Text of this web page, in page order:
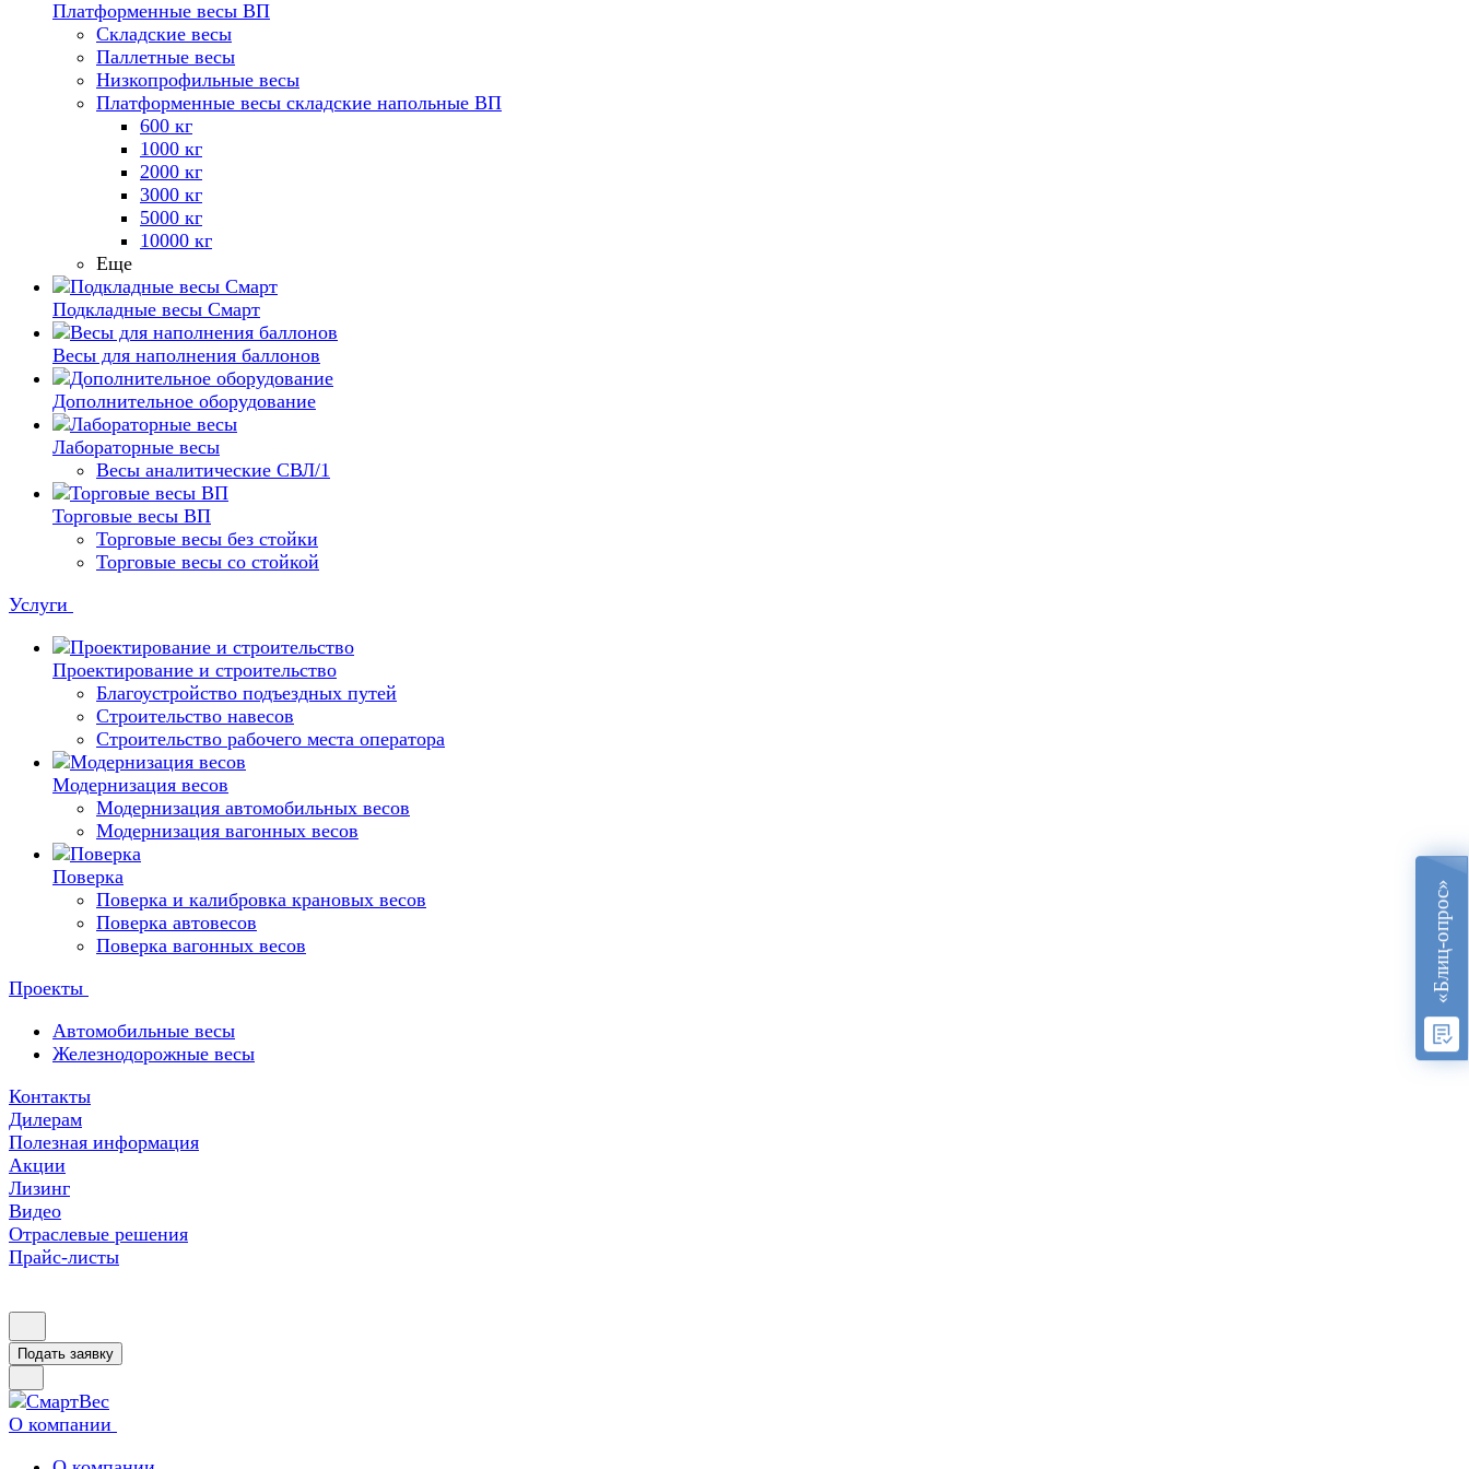
Платформенные весы ВП
Складские весы
Паллетные весы
Низкопрофильные весы
Платформенные весы складские напольные ВП
600 кг
1000 кг
2000 кг
3000 кг
5000 кг
10000 кг
Еще
Подкладные весы Смарт
Весы для наполнения баллонов
Дополнительное оборудование
Лабораторные весы
Весы аналитические СВЛ/1
Торговые весы ВП
Торговые весы без стойки
Торговые весы со стойкой
Услуги
Проектирование и строительство
Благоустройство подъездных путей
Строительство навесов
Строительство рабочего места оператора
Модернизация весов
Модернизация автомобильных весов
Модернизация вагонных весов
Поверка
Поверка и калибровка крановых весов
Поверка автовесов
Поверка вагонных весов
Проекты
Автомобильные весы
Железнодорожные весы
Контакты
Дилерам
Полезная информация
Акции
Лизинг
Видео
Отраслевые решения
Прайс-листы
Подать заявку
О компании
«Блиц-опрос»